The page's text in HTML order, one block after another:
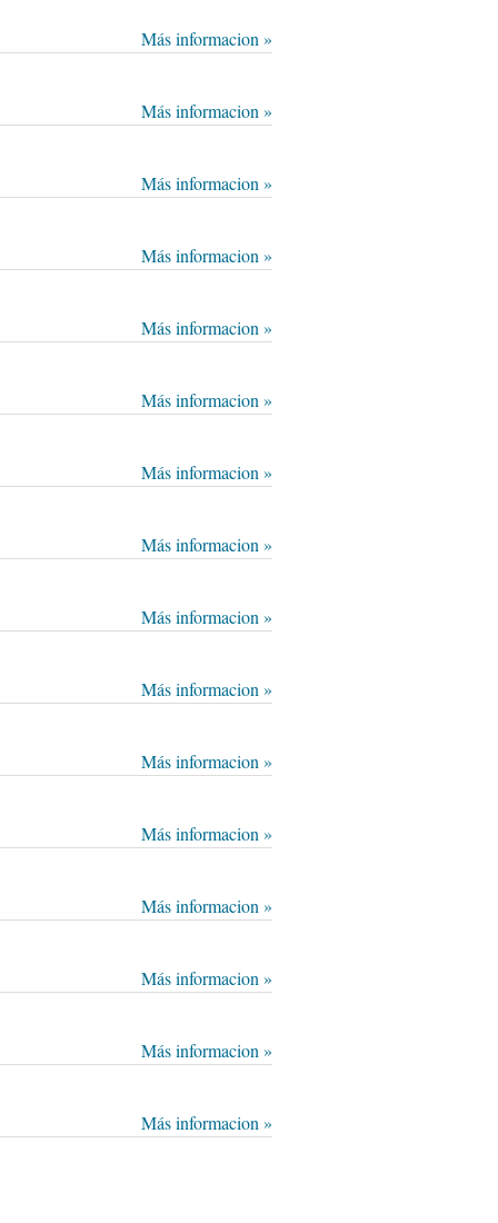
Más informacion »
Más informacion »
Más informacion »
Más informacion »
Más informacion »
Más informacion »
Más informacion »
Más informacion »
Más informacion »
Más informacion »
Más informacion »
Más informacion »
Más informacion »
Más informacion »
Más informacion »
Más informacion »